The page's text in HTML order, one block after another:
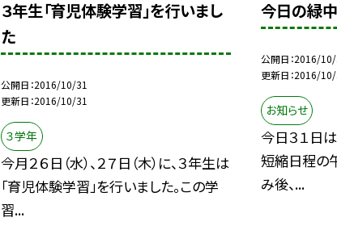
３年生「育児体験学習」を行いまし
た
公開日 2016/10/31
更新日 2016/10/31
３学年
今月２６日（水）、２７日（木）に、３年生は
「育児体験学習」を行いました。この学
習...
今日の緑中
公開日 2016/10/
更新日 2016/10/
お知らせ
今日３１日
短縮日程の
み後、...